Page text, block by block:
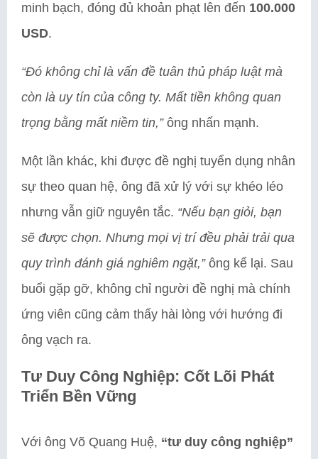
minh bạch, đóng đủ khoản phạt lên đến 100.000
USD.
“Đó không chỉ là vấn đề tuân thủ pháp luật mà
còn là uy tín của công ty. Mất tiền không quan
trọng bằng mất niềm tin,”ông nhấn mạnh.
Một lần khác, khi được đề nghị tuyển dụng nhân
sự theo quan hệ, ông đã xử lý với sự khéo léo
nhưng vẫn giữ nguyên tắc. “Nếu bạn giỏi, bạn
sẽ được chọn. Nhưng mọi vị trí đều phải trải qua
quy trình đánh giá nghiêm ngặt,”ông kể lại. Sau
buổi gặp gỡ, không chỉ người đề nghị mà chính
ứng viên cũng cảm thấy hài lòng với hướng đi
ông vạch ra.
Tư Duy Công Nghiệp: Cốt Lõi Phát
Triển Bền Vững
Với ông Võ Quang Huệ, “tư duy công nghiệp”